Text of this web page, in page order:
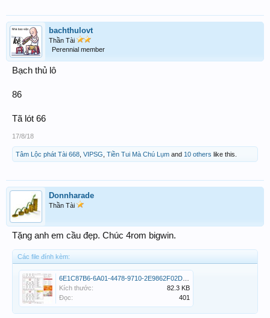
bachthulovt
Thần Tài
Perennial member
Bạch thủ lô
86
Tã lót 66
17/8/18
Tâm Lộc phát Tài 668 VIPSG Tiền Tui Mà Chú Lụm and 10 others like this.
Donnharade
Thần Tài
Tặng anh em cầu đẹp. Chúc 4rom bigwin.
Các file đính kèm:
Kích thước:
82.3 KB
Đọc:
401